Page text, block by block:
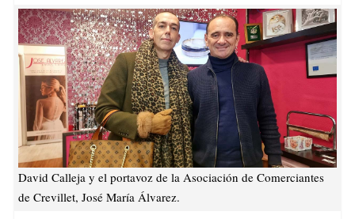
David Calleja y el portavoz de la Asociación de Comerciantes
de Crevillet, José María Álvarez.